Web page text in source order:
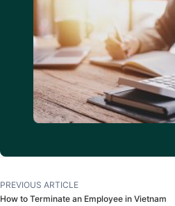
PREVIOUS ARTICLE
How to Terminate an Employee in Vietnam